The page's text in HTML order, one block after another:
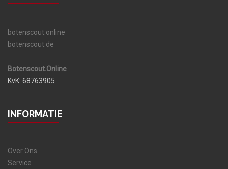
botenscout.online
botenscout.de
Botenscout.Online
KvK: 68763905
INFORMATIE
Over Ons
Service